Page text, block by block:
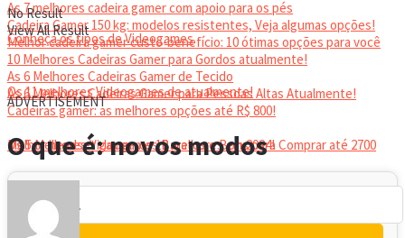
As 7 melhores cadeira gamer com apoio para os pés
Cadeira Gamer 150 kg: modelos resistentes, Veja algumas opções!
Melhor cadeira gamer custo-benefício: 10 ótimas opções para você
10 Melhores Cadeiras Gamer para Gordos atualmente!
As 6 Melhores Cadeiras Gamer de Tecido
As 6 Melhores Cadeiras Gamer para Pessoas Altas Atualmente!
Cadeiras gamer: as melhores opções até R$ 800!
Melhor headset gamer: os 10 melhores em 2024!
Conheça os tipos de Videogames
Os 11 melhores Videogames de atualmente!
Os 5 Melhores Videogames Baratos e Bons para Comprar até 2700
Reais
No Result
View All Result
ADVERTISEMENT
O que é: novos modos